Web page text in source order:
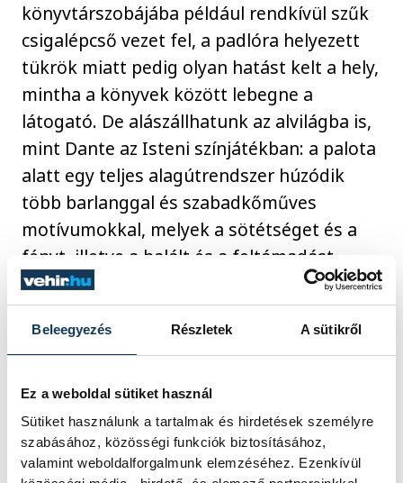
Beleegyezés Részletek A sütikről
Ez a weboldal sütiket használ
Sütiket használunk a tartalmak és hirdetések személyre
szabásához, közösségi funkciók biztosításához,
valamint weboldalforgalmunk elemzéséhez. Ezenkívül
könyvtárszobájába például rendkívül szűk
csigalépcső vezet fel, a padlóra helyezett
tükrök miatt pedig olyan hatást kelt a hely,
mintha a könyvek között lebegne a
látogató. De alászállhatunk az alvilágba is,
mint Dante az Isteni színjátékban: a palota
alatt egy teljes alagútrendszer húzódik
több barlanggal és szabadkőműves
motívumokkal, melyek a sötétséget és a
fényt, illetve a halált és a feltámadást
szimbolizálják. Az alagutak kapcsolják
össze a birtok többi részével a kert
legizgalmasabb pontját is, a két beavatási
spirális lépcső vezet le, míg a kisebb 9
gyűrűre oszlik, akár a pokol Vergiliusnál.